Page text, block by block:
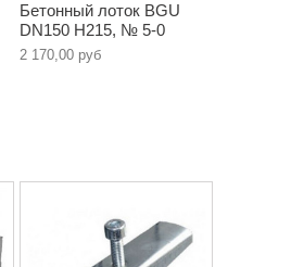
Бетонный лоток BGU
DN150 H215, № 5-0
2 170,00 руб